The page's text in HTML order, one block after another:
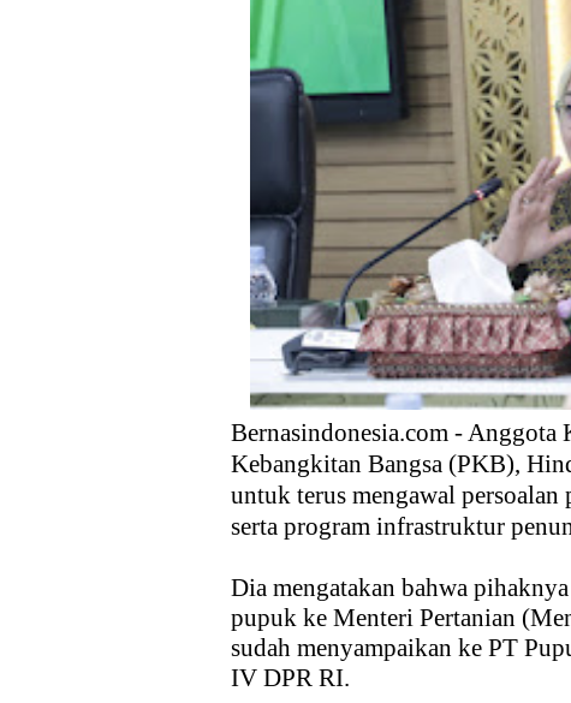
Anggota DPR Dorong
Ekspor, dan Hilirisasi
Kebijakan Strategis Pemerintah
Distribusi Buku Harus Dibarengi
Waketum MUI Dukung
Membebaskan sektor Riil dari
Media Guangzhou Hadapi
Bernasindonesia.com -
Kebangkitan Bangsa (PKB),
untuk terus mengawal
serta program infrastruktur
Dia mengatakan bahwa
pupuk ke Menteri Pertanian
sudah menyampaikan ke PT
IV DPR RI.